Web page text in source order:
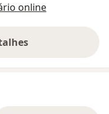
online
experiência